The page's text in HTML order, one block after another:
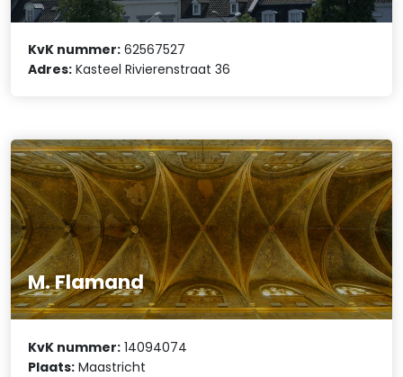
KvK nummer: 62567527
Adres: Kasteel Rivierenstraat 36
M. Flamand
KvK nummer: 14094074
Plaats: Maastricht